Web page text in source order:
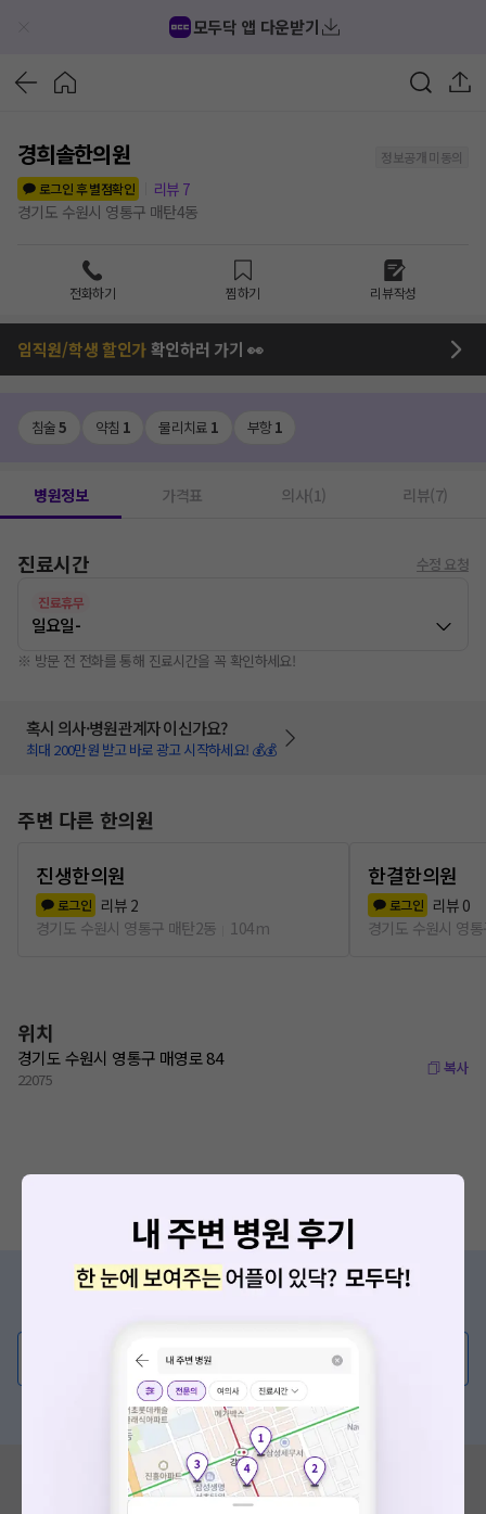
모두닥 앱 다운받기
경희솔한의원
정보공개 미동의
로그인 후 별점확인
리뷰 7
경기도 수원시 영통구 매탄4동
전화하기 찜하기 리뷰작성
임직원/학생 할인가확인하러 가기 👀
침술5 약침 1 물리치료 1 부항1
병원정보 가격표 의사(1) 리뷰(7)
진료시간 수정 요청
진료휴무
일요일-
※ 방문 전 전화를 통해 진료시간을 꼭 확인하세요!
혹시 의사·병원관계자 이신가요?
최대 200만원 받고 바로 광고 시작하세요! 💰💰
주변 다른 한의원
진생한의원
로그인 리뷰 2
경기도 수원시 영통구 매탄2동
104m
한결한의원
로그인 리뷰 0
경기도 수원시 영
위치
경기도 수원시 영통구 매영로 84
22075
복사
증상/치료, 궁금한 점이 있나요?
💬 무엇이든 물어보세요
혹은, 의료상담 서비스에 다양한 게시글 보러가기
혹시 잘못된 병원정보가 있나요?
모두닥 팀에 알려주세요!